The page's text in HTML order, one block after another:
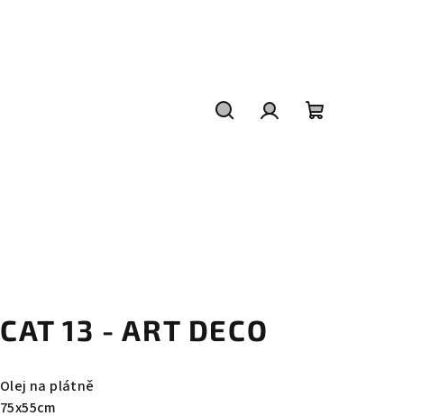
CAT 13 - ART DECO
Olej na plátně
75x55cm